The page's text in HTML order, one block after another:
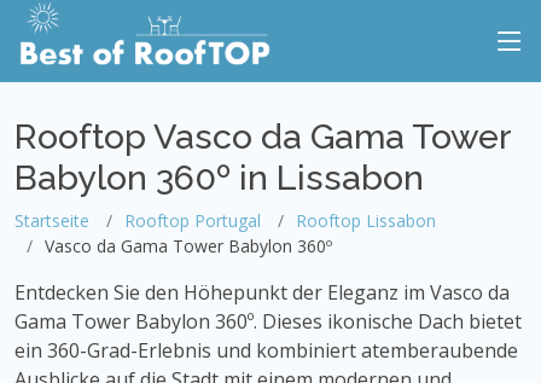
Rooftop Vasco da Gama Tower
Babylon 360º in Lissabon
Startseite Rooftop Portugal
Rooftop Lissabon
Vasco da Gama Tower Babylon 360º
Entdecken Sie den Höhepunkt der Eleganz im Vasco da
Gama Tower Babylon 360º. Dieses ikonische Dach bietet
ein 360-Grad-Erlebnis und kombiniert atemberaubende